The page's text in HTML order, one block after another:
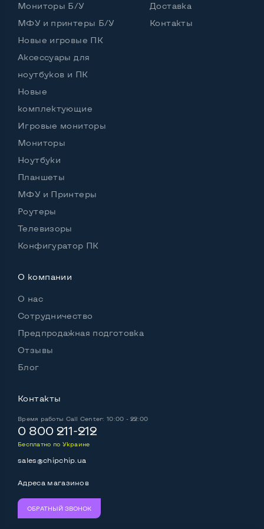
Возможности видеокарты:
Тип видеокарты
Видеопроцессор ноутбука
Размер видеопамяти, Гб
Удобство пользования:
Материал корпуса
Подсветка клавиатуры
Русские и украинские буквы на клавиатуре
Операционная система
Разъемы подключения:
Выход Display port
Выход mini Display port
Выход HDMIНет
Разъем для наушников 3.5 мм
Разъем для микрофона
Мониторы Б/У
МФУ и принтеры Б/У
Новые игровые ПК
Аксессуары для
ноутбуков и ПК
Новые
комплектующие
Игровые мониторы
Мониторы
Ноутбуки
Планшеты
МФУ и Принтеры
Роутеры
Телевизоры
Конфигуратор ПК
Доставка
Контакты
О компании
О нас
Сотрудничество
Предпродажная подготовка
Отзывы
Блог
Контакты
Время работы Call Center: 10:00 - 22:00
0 800 211-212
Бесплатно по Украине
sales@chipchip.ua
Адреса магазинов
ОБРАТНЫЙ ЗВОНОК